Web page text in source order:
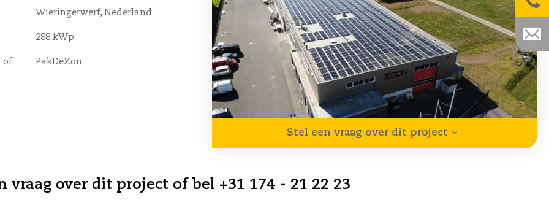
Stel een vraag over dit project
Wieringerwerf, Nederland
288 kWp
of PakDeZon
vraag over dit project of bel +31 174 - 21 22 23